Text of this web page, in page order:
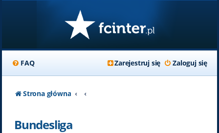
FAQ Zaloguj się
Zarejestruj się
Strona główna
Bundesliga